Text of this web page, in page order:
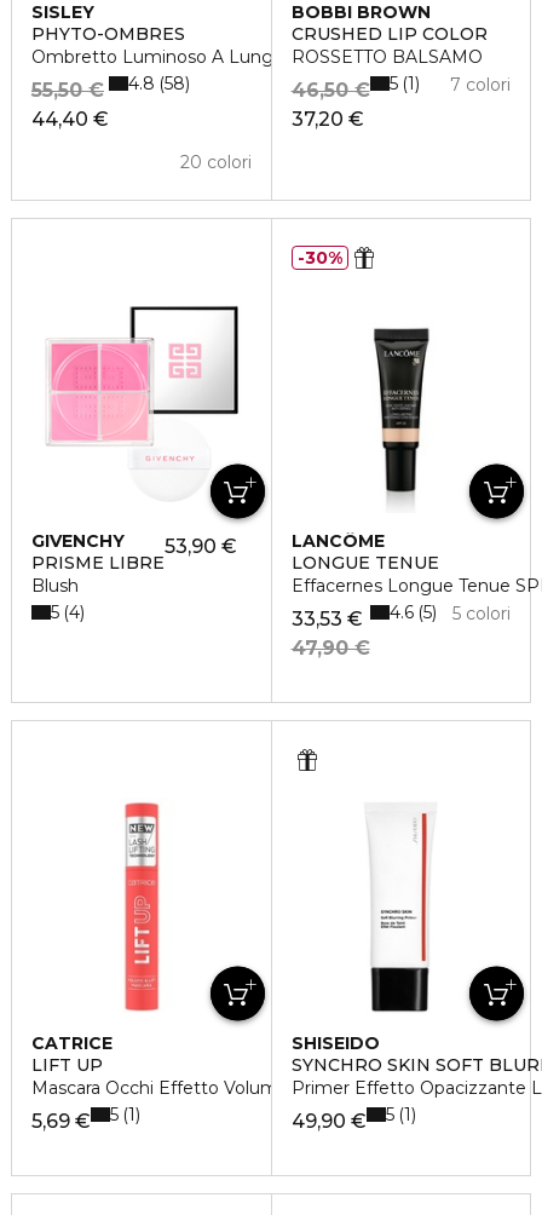
SISLEY
PHYTO-OMBRES
Ombretto Luminoso A Lunga Tenuta
44,40 €
55,50 €
20 colori
4.8 58
BOBBI BROWN
CRUSHED LIP COLOR
ROSSETTO BALSAMO
37,20 €
46,50 € 7 colori
5 1
GIVENCHY
PRISME LIBRE
Blush
53,90 €
5 4
LANCÔME
LONGUE TENUE
Effacernes Longue Tenue
33,53 €
47,90 €
5 colori
4.6 5
30%
CATRICE
LIFT UP
Mascara Occhi Effetto Volumizzante
5,69 € 5 1
SHISEIDO
SYNCHRO SKIN SOFT
Primer Effetto Opacizzante
49,90 € 5 1